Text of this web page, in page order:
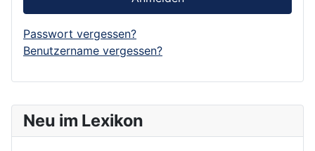
Neu im Lexikon
Passwort vergessen?
Benutzername vergessen?